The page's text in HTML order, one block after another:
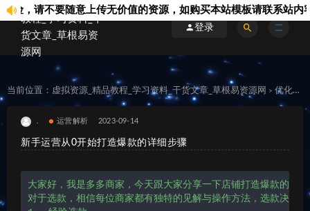
请不要随意上传无价值的资源，如购买本站模板请联系站内客服
登录
当前位置： 虚拟资源_精品教程_学习资料_干货文章_草根易资源网 > 优化运维
运营解析 2023-09-14
新手运营从0开始打造爆款的详细步骤
大家好，我是多多商家，今天跟大家分享一下店铺打造爆款的基
对于选款，相信每位商家都有独特的见解与操作方法，选款决定